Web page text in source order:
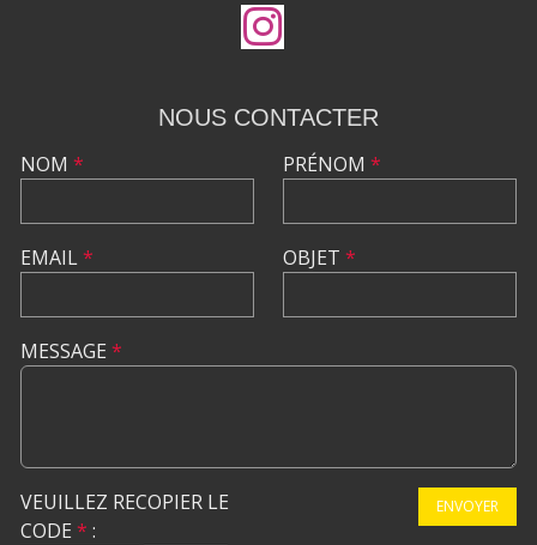
NOUS CONTACTER
NOM *
EMAIL*
PRÉNOM *
OBJET *
MESSAGE *
VEUILLEZ RECOPIER LE
CODE * :
ENVOYER